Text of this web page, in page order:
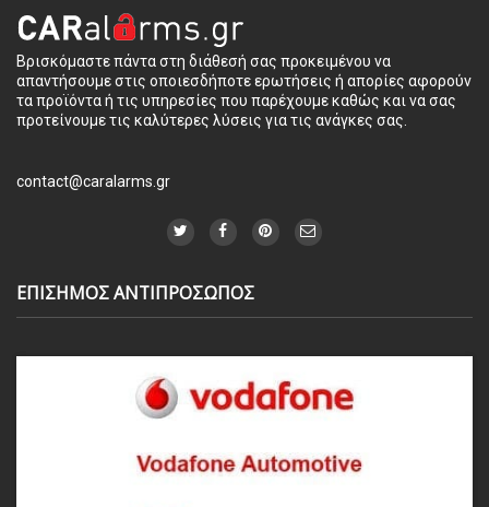
Βρισκόμαστε πάντα στη διάθεσή σας προκειμένου να
απαντήσουμε στις οποιεσδήποτε ερωτήσεις ή απορίες αφορούν
τα προϊόντα ή τις υπηρεσίες που παρέχουμε καθώς και να σας
προτείνουμε τις καλύτερες λύσεις για τις ανάγκες σας.
contact@caralarms.gr
ΕΠΙΣΗΜΟΣ ΑΝΤΙΠΡΟΣΩΠΟΣ